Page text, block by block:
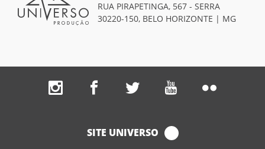
RUA PIRAPETINGA, 567 - SERRA
30220-150, BELO HORIZONTE | MG
SITE UNIVERSO